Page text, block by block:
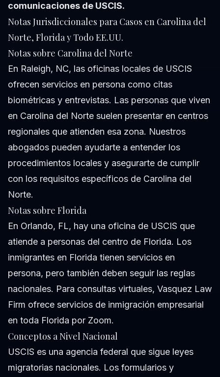
comunicaciones de USCIS.
Notas Jurisdiccionales para Casos en Carolina del
Norte, Florida y Todo EE.UU.
Notas sobre Carolina del Norte
En Raleigh, NC, las oficinas locales de USCIS
ofrecen servicios en persona como citas
biométricas y entrevistas. Las personas que viven
en Carolina del Norte suelen presentar en centros
regionales que atienden esa zona. Nuestros
abogados pueden ayudarte a entender los
procedimientos locales y asegurarte de cumplir
con los requisitos específicos de Carolina del
Norte.
Notas sobre Florida
En Orlando, FL, hay una oficina de USCIS que
atiende a personas del centro de Florida. Los
inmigrantes en Florida tienen servicios en
persona, pero también deben seguir las reglas
nacionales. Para consultas virtuales, Vasquez Law
Firm ofrece servicios de inmigración empresarial
en toda Florida por Zoom.
Conceptos a Nivel Nacional
USCIS es una agencia federal que sigue leyes
migratorias nacionales. Los formularios y